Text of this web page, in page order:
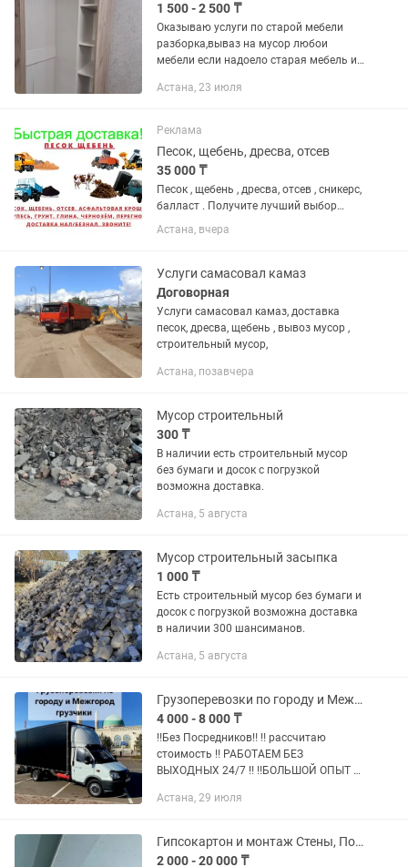
1 500 - 2 500 ₸
Оказываю услуги по старой мебели
разборка,вываз на мусор любои
мебели если надоело старая мебель и
работаем 24/7 имеется свая газель все
Астана, 23 июля
Реклама
Песок, щебень, дресва, отсев
35 000 ₸
Песок , щебень , дресва, отсев , сникерс,
балласт . Получите лучший выбор
сыпучих материалов для вашего
проекта с нашей помощью! Мы
песок, щебень и отсев, который...
Астана, вчера
Услуги самасовал камаз
Договорная
Услуги самасовал камаз, доставка
песок, дресва, щебень , вывоз мусор ,
строительный мусор,
Астана, позавчера
Мусор строительный
300 ₸
В наличии есть строительный мусор
без бумаги и досок с погрузкой
возможна доставка.
Астана, 5 августа
Мусор строительный засыпка
1 000 ₸
Есть строительный мусор без бумаги и
досок с погрузкой возможна доставка
в наличии 300 шансиманов.
Астана, 5 августа
Грузоперевозки по городу и Межгород Газель грузчики вывоз мусора доставка
4 000 - 8 000 ₸
‼️Без Посредников‼️ ‼ рассчитаю
стоимость ‼️ РАБОТАЕМ БЕЗ
ВЫХОДНЫХ 24/7 ‼️ ‼️БОЛЬШОЙ ОПЫТ ‼️
ДЕЙСТВУЮТ СКИДКИ ‼️
хорошей цене. Помощь в...
Астана, 29 июля
Гипсокартон и монтаж Стены, Потолки, Пол, Панели. Работа по договору!
2 000 - 20 000 ₸